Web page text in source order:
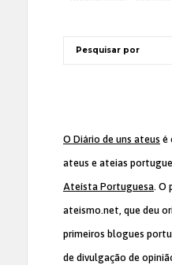
O Diário de uns ateus é
ateus e ateias
Ateísta Portuguesa. O
ateismo.net, que deu
primeiros blogues
de divulgação de